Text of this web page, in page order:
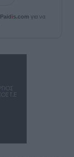
Paidis.com για να